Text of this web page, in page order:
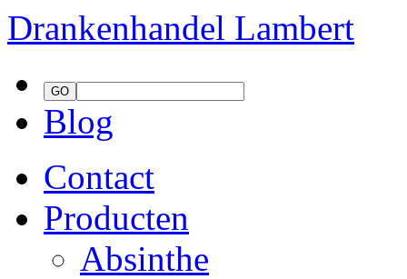
Drankenhandel Lambert
Blog
Contact
Producten
Absinthe